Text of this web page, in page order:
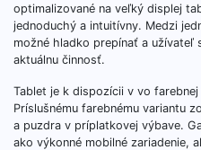
optimalizované na veľký displej
jednoduchý a intuitívny. Medzi
možné hladko prepínať a užívateľ
aktuálnu činnosť.
Tablet je k dispozícii v vo farebnej
Príslušnému farebnému variantu
a puzdra v príplatkovej výbave.
ako výkonné mobilné zariadenie,